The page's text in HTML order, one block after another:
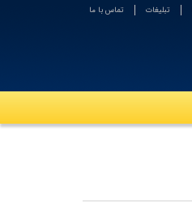
تبلیغات تماس با ما